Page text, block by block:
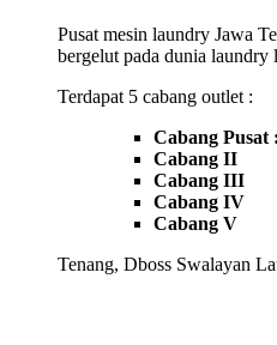
Pusat mesin laundry Jawa
bergelut pada dunia
Terdapat 5 cabang outlet :
Cabang Pusat
Cabang II :
Cabang III :
Cabang IV
Cabang V :
Tenang, Dboss Swalayan